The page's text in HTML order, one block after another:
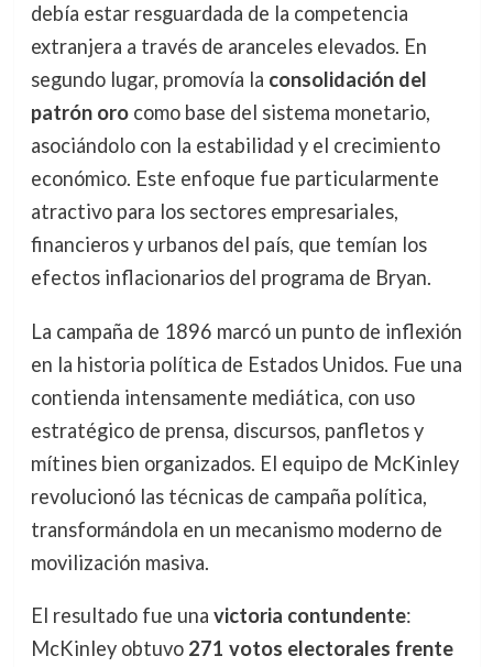
debía estar resguardada de la competencia
extranjera a través de aranceles elevados. En
segundo lugar, promovía la consolidación del
patrón orocomo base del sistema monetario,
asociándolo con la estabilidad y el crecimiento
económico. Este enfoque fue particularmente
atractivo para los sectores empresariales,
financieros y urbanos del país, que temían los
efectos inflacionarios del programa de Bryan.
La campaña de 1896 marcó un punto de inflexión
en la historia política de Estados Unidos. Fue una
contienda intensamente mediática, con uso
estratégico de prensa, discursos, panfletos y
mítines bien organizados. El equipo de McKinley
revolucionó las técnicas de campaña política,
transformándola en un mecanismo moderno de
movilización masiva.
El resultado fue una victoria contundente:
McKinley obtuvo 271 votos electorales frente